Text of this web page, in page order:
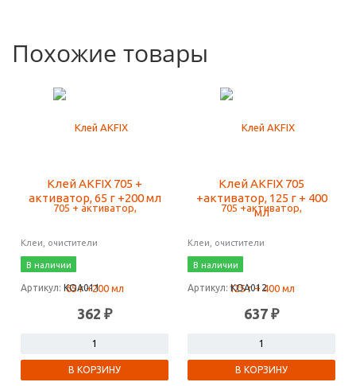
Похожие товары
Клей AKFIX 705 +
активатор, 65 г +200 мл
Клеи, очистители
В наличии
Артикул: КОА011
362 ₽
В КОРЗИНУ
Клей AKFIX 705
+активатор, 125 г + 400
мл
Клеи, очистители
В наличии
Артикул:КОА012
637 ₽
В КОРЗИНУ